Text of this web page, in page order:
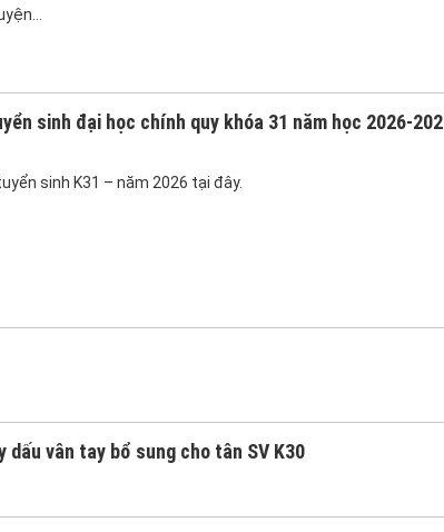
sinh đại học chính quy khóa 31 năm học 2026-
sinh K31 – năm 2026 tại đây.
dấu vân tay bổ sung cho tân SV K30